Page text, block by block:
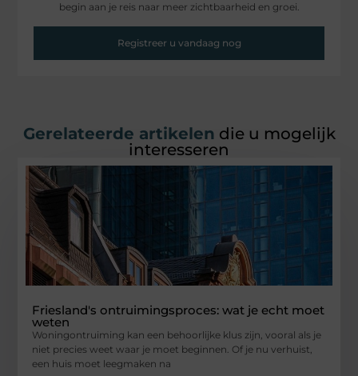
begin aan je reis naar meer zichtbaarheid en groei.
Registreer u vandaag nog
Gerelateerde artikelen die u mogelijk
interesseren
Friesland's ontruimingsproces: wat je echt moet
weten
Woningontruiming kan een behoorlijke klus zijn, vooral als je
niet precies weet waar je moet beginnen. Of je nu verhuist,
een huis moet leegmaken na